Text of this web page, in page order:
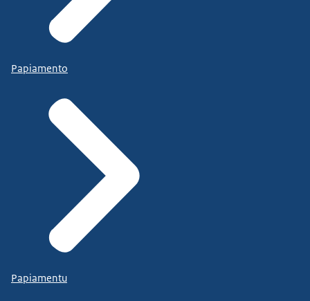
Papiamento
Papiamentu